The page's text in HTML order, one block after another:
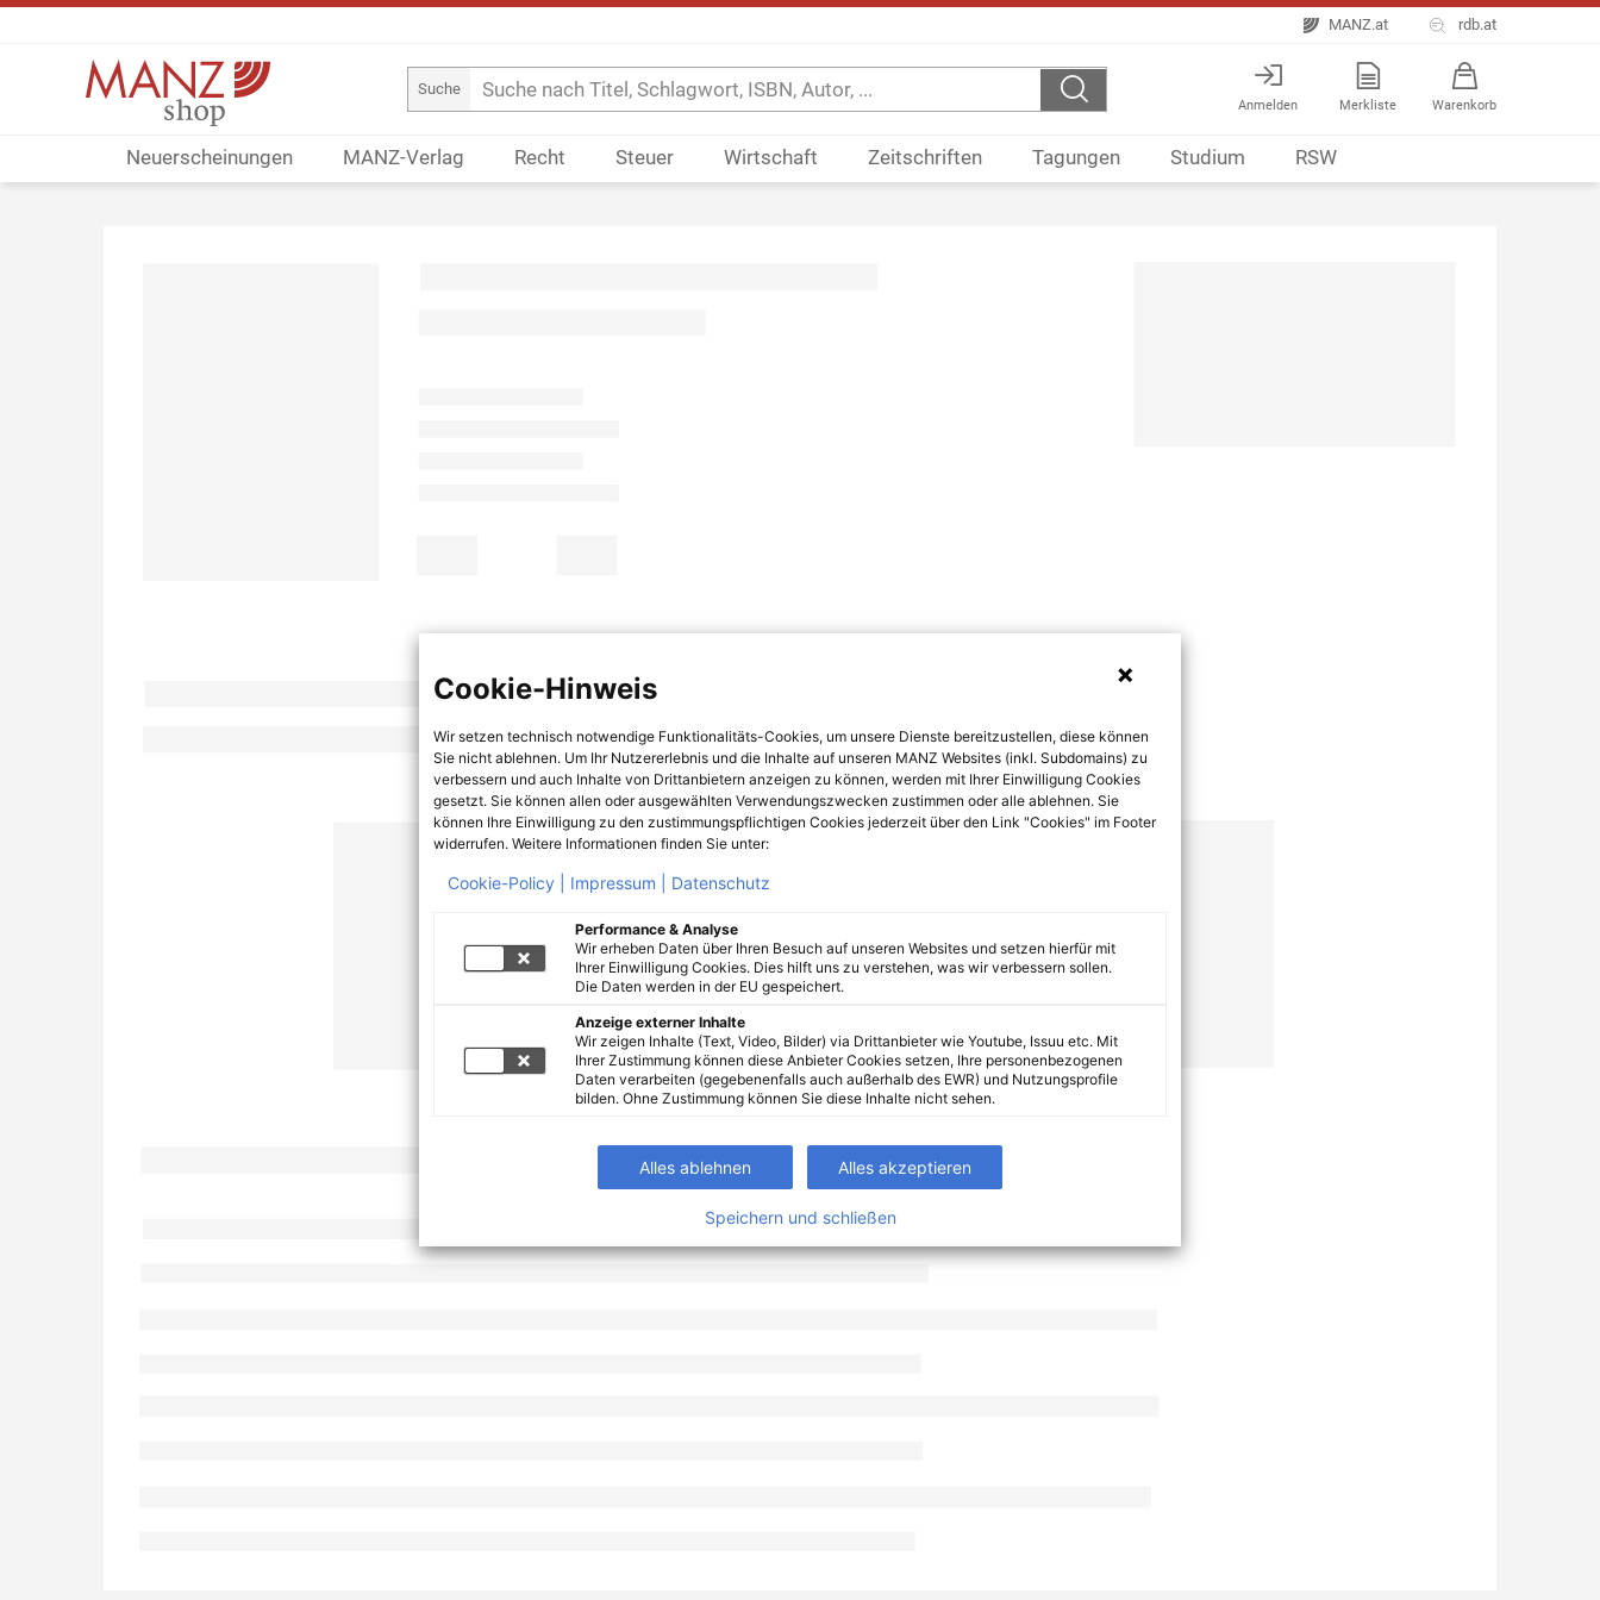
MANZ.at rdb.at
Suche
Anmelden Merkliste Warenkorb
Neuerscheinungen MANZ-Verlag Recht Steuer Wirtschaft Zeitschriften Tagungen Studium RSW
Cookie-Hinweis
Wir setzen technisch notwendige Funktionalitäts-Cookies, um unsere Dienste bereitzustellen, diese können
Sie nicht ablehnen. Um Ihr Nutzererlebnis und die Inhalte auf unseren MANZ Websites (inkl. Subdomains) zu
verbessern und auch Inhalte von Drittanbietern anzeigen zu können, werden mit Ihrer Einwilligung Cookies
gesetzt. Sie können allen oder ausgewählten Verwendungszwecken zustimmen oder alle ablehnen. Sie
können Ihre Einwilligung zu den zustimmungspflichtigen Cookies jederzeit über den Link "Cookies" im Footer
widerrufen. Weitere Informationen finden Sie unter:
Cookie-Policy | Impressum | Datenschutz
Performance & Analyse
Wir erheben Daten über Ihren Besuch auf unseren Websites und setzen hierfür mit
Ihrer Einwilligung Cookies. Dies hilft uns zu verstehen, was wir verbessern sollen.
Die Daten werden in der EU gespeichert.
Anzeige externer Inhalte
Wir zeigen Inhalte (Text, Video, Bilder) via Drittanbieter wie Youtube, Issuu etc. Mit
Ihrer Zustimmung können diese Anbieter Cookies setzen, Ihre personenbezogenen
Daten verarbeiten (gegebenenfalls auch außerhalb des EWR) und Nutzungsprofile
bilden. Ohne Zustimmung können Sie diese Inhalte nicht sehen.
Alles ablehnen Alles akzeptieren
Speichern und schließen